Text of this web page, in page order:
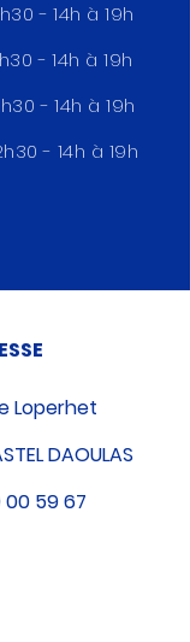
- 14h à 19h
- 14h à 19h
- 14h à 19h
- 14h à 19h
Loperhet
DAOULAS
00 59 67